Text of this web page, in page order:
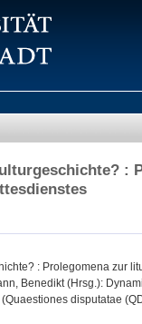
:
: Prolegomena zur
Benedikt (Hrsg.):
disputatae